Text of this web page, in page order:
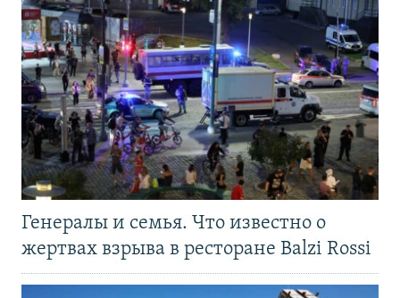
Генералы и семья. Что известно о
жертвах взрыва в ресторане Balzi Rossi